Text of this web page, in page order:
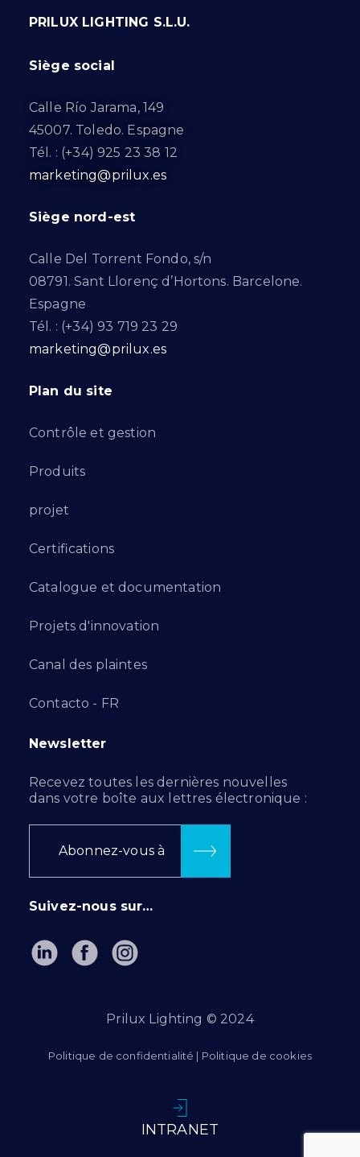
PRILUX LIGHTING S.L.U.
Siège social
Calle Río Jarama, 149
45007. Toledo. Espagne
Tél. : (+34) 925 23 38 12
marketing@prilux.es
Siège nord-est
Calle Del Torrent Fondo, s/n
08791. Sant Llorenç d’Hortons. Barcelone.
Espagne
Tél. : (+34) 93 719 23 29
marketing@prilux.es
Plan du site
Contrôle et gestion
Produits
projet
Certifications
Catalogue et documentation
Projets d'innovation
Canal des plaintes
Contacto - FR
Newsletter
Recevez toutes les dernières nouvelles
dans votre boîte aux lettres électronique :
Abonnez-vous à
Suivez-nous sur…
Prilux Lighting © 2024
Politique de confidentialité | Politique de cookies
INTRANET